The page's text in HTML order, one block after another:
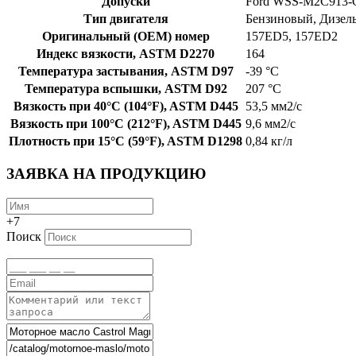
Тип двигателя
Бензиновый,
Оригинальный (OEM) номер
157ED5, 157ED2
Индекс вязкости, ASTM D2270
164
Температура застывания, ASTM D97
-39 °C
Температура вспышки, ASTM D92
207 °C
Вязкость при 40°C (104°F), ASTM D445
53,5 мм2/с
Вязкость при 100°C (212°F), ASTM D445 9,6 мм2/с
Плотность при 15°C (59°F), ASTM D1298 0,84 кг/л
ЗАЯВКА НА ПРОДУКЦИЮ
+7
Поиск